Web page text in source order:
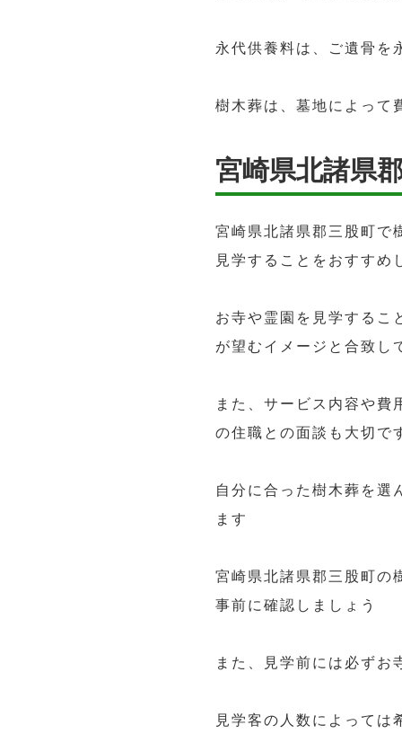
永代供養料は、ご遺骨を
樹木葬は、墓地によって
宮崎県北諸県
宮崎県北諸県郡三股町で
見学することをおすすめ
お寺や霊園を見学するこ
が望むイメージと合致し
また、サービス内容や費
の住職との面談も大切で
自分に合った樹木葬を選
ます
宮崎県北諸県郡三股町の
事前に確認しましょう
また、見学前には必ずお
見学客の人数によっては